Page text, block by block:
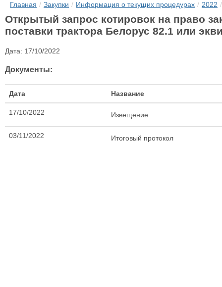
Главная / Закупки / Информация о текущих процедурах / 2022 /
Открытый запрос котировок на право
поставки трактора Белорус 82.1 или
Дата: 17/10/2022
Документы:
Дата Название
17/10/2022 Извещение
03/11/2022 Итоговый протокол